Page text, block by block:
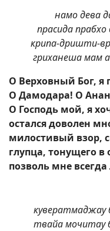
намо дева
прасида
крипа-дришти-
гриханеша мам
О Верховный Бог, я
О Дамодара! О
О Господь мой, я
остался доволен
милостивый взор,
глупца, тонущего
позволь мне всегда
кувератмаджау
твайа мочитау